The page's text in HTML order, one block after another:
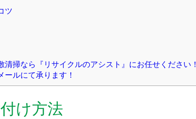
ツ
掃なら『リサイクルのアシスト』にお任せください！
ルにて承ります！
け方法